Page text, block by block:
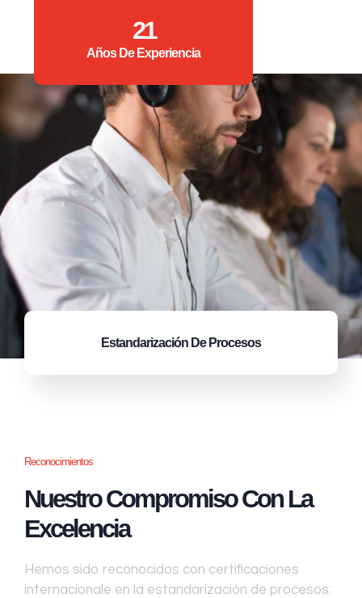
21
Años De Experiencia
Estandarización De Procesos
Reconocimientos
Nuestro Compromiso Con La
Excelencia
Hemos sido reconocidos con certificaciones
internacionale en la estandarización de procesos: